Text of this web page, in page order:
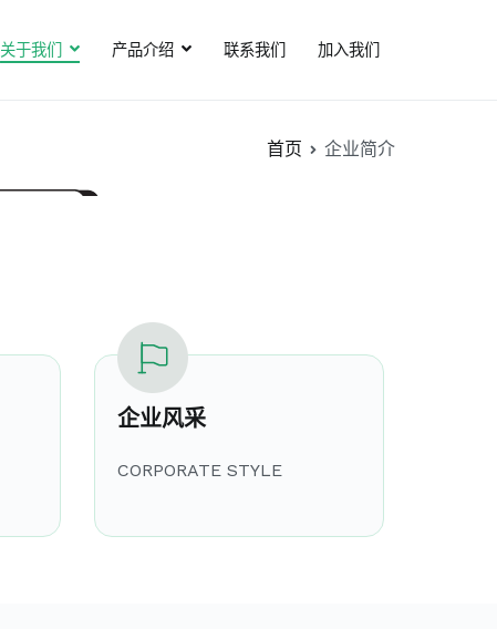
关于我们 产品介绍 联系我们 加入我们
首页 企业简介
企业风采
CORPORATE STYLE